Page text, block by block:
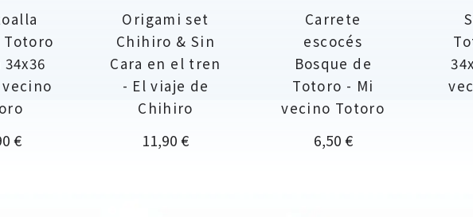
Totoro
€
Origami set
Chihiro & Sin
Cara en el tren
- El viaje de
Chihiro
Precio
11,90 €
Carrete
escocés
Bosque de
Totoro - Mi
vecino Totoro
Precio
6,50 €